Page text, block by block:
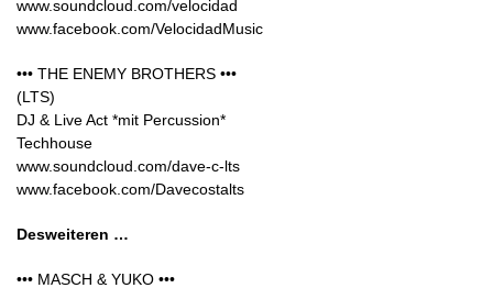
www.soundcloud.com/velocidad
www.facebook.com/VelocidadMusic
••• THE ENEMY BROTHERS •••
(LTS)
DJ & Live Act *mit Percussion*
Techhouse
www.soundcloud.com/dave-c-lts
www.facebook.com/Davecostalts
Desweiteren …
••• MASCH & YUKO •••